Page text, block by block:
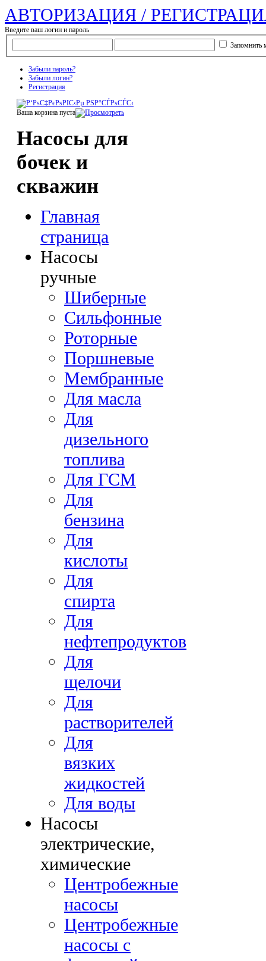
АВТОРИЗАЦИЯ /
Введите ваш логин и пароль
Запомнить
Забыли пароль?
Забыли логин?
Регистрация
Ваша корзина пуста
Насосы для
бочек и
скважин
Главная
страница
Насосы
ручные
Шиберные
Сильфонные
Роторные
Поршневые
Мембранные
Для масла
Для
дизельного
топлива
Для ГСМ
Для
бензина
Для
кислоты
Для
спирта
Для
нефтепродуктов
Для
щелочи
Для
растворителей
Для
вязких
жидкостей
Для воды
Насосы
электрические,
химические
Центробежные
насосы
Центробежные
насосы с